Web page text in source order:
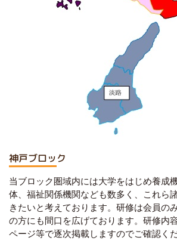
神戸ブロック
当ブロック圏域内には大学をはじめ養成
体、福祉関係機関なども数多く、これら
きたいと考えております。研修は会員の
の方にも間口を広げております。研修内
ページ等で逐次掲載しますのでご確認くだ